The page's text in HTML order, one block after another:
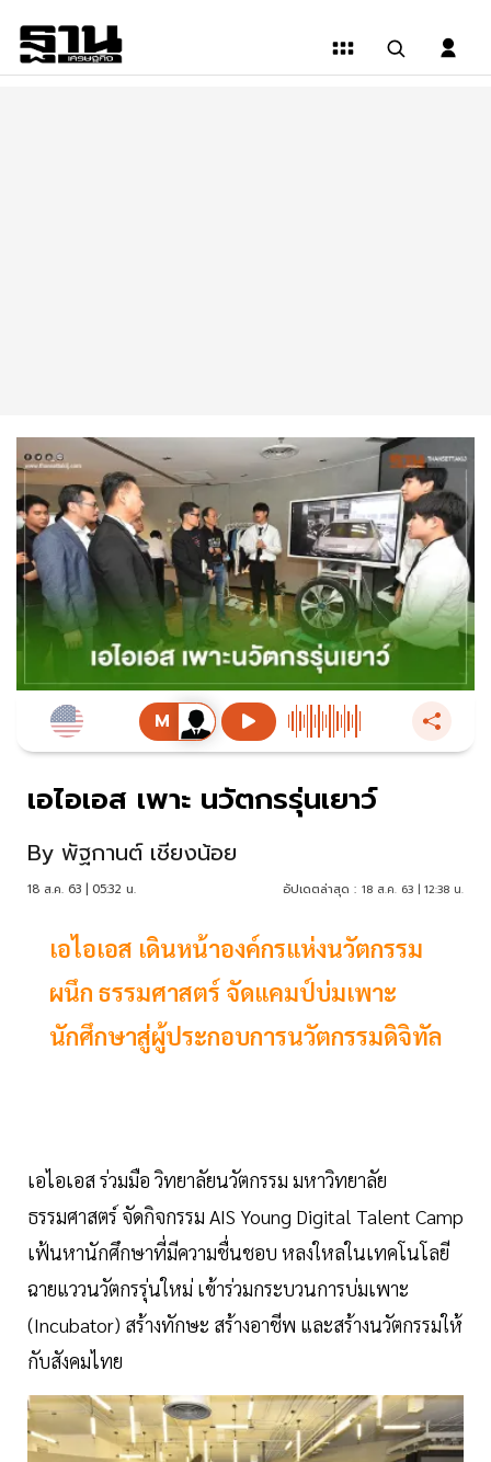
เอไอเอส เพาะ นวัตกรรุ่นเยาว์
By พัฐกานต์ เชียงน้อย
18 ส.ค. 63 | 05:32 น. อัปเดตล่าสุด : 18 ส.ค. 63 | 12:38 น.
เอไอเอส เดินหน้าองค์กรแห่งนวัตกรรม
ผนึก ธรรมศาสตร์ จัดแคมป์บ่มเพาะ
นักศึกษาสู่ผู้ประกอบการนวัตกรรมดิจิทัล
เอไอเอส ร่วมมือ วิทยาลัยนวัตกรรม มหาวิทยาลัย
ธรรมศาสตร์ จัดกิจกรรม AIS Young Digital Talent Camp
เฟ้นหานักศึกษาที่มีความชื่นชอบ หลงใหลในเทคโนโลยี
ฉายแววนวัตกรรุ่นใหม่ เข้าร่วมกระบวนการบ่มเพาะ
(Incubator) สร้างทักษะ สร้างอาชีพ และสร้างนวัตกรรมให้
กับสังคมไทย